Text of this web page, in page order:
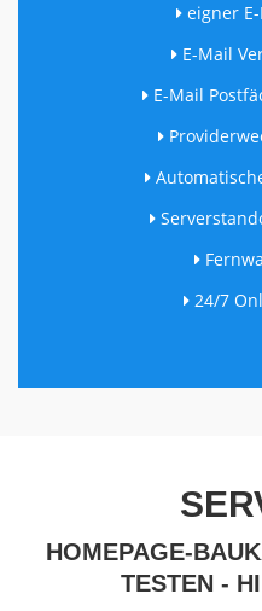
eigner
E-Mail
E-Mail
24/7
HOMEPAGE-
TESTEN -